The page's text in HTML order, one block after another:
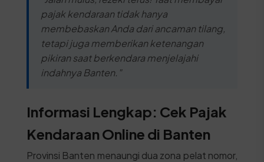
pajak kendaraan tidak hanya
membebaskan Anda dari ancaman tilang,
tetapi juga memberikan ketenangan
pikiran saat berkendara menjelajahi
indahnya Banten."
Informasi Lengkap: Cek Pajak
Kendaraan Online di Banten
Provinsi Banten menaungi dua zona pelat nomor,